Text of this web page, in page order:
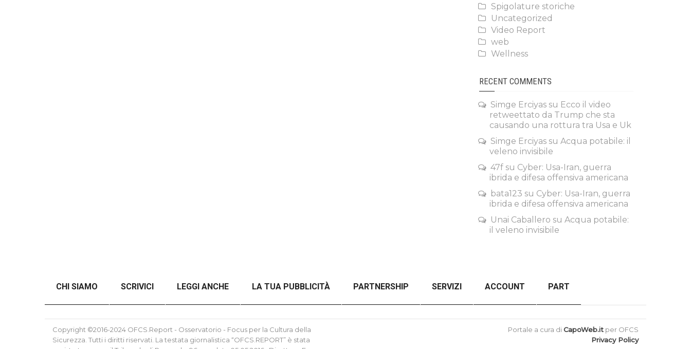
Spigolature storiche
Uncategorized
Video Report
web
Wellness
RECENT COMMENTS
Simge Erciyas su Ecco il video
retweettato da Trump che sta
causando una rottura tra Usa e Uk
Simge Erciyas su Acqua potabile: il
veleno invisibile
47f su Cyber: Usa-Iran, guerra
ibrida e difesa offensiva americana
bata123 su Cyber: Usa-Iran, guerra
ibrida e difesa offensiva americana
Unai Caballero su Acqua potabile:
il veleno invisibile
CHI SIAMO SCRIVICI LEGGI ANCHE LA TUA PUBBLICITÀ PARTNERSHIP SERVIZI ACCOUNT PART
ANALISI DEL CONFLITTO RUSSO-UCRAINO SENZA FILTRI CHECKOUT ORDER CONFIRMATION ORDER FAILED
Copyright ©2016-2024 OFCS.Report - Osservatorio - Focus per la Cultura della
Sicurezza. Tutti i diritti riservati. La testata giornalistica “OFCS.REPORT” è stata
Portale a cura diCapoWeb.it per OFCS
Privacy Policy